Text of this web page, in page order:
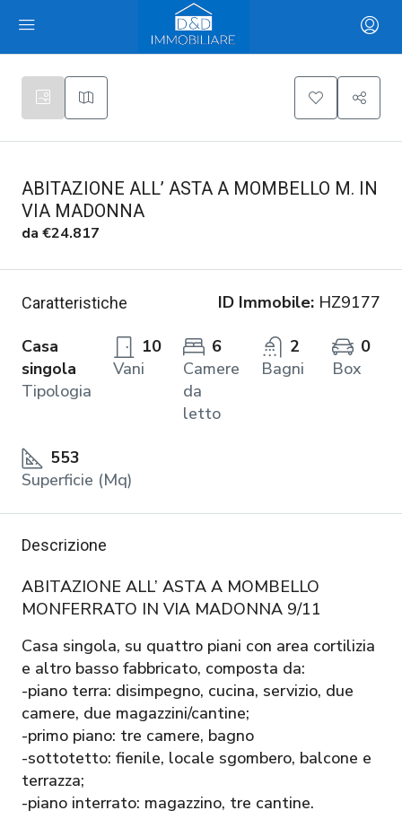
ABITAZIONE ALL’ ASTA A MOMBELLO M. IN
VIA MADONNA
da €24.817
Caratteristiche ID Immobile: HZ9177
Casa
singola
Tipologia
10
Vani
6
Camere
da
letto
2
Bagni
0
Box
553
Superficie (Mq)
Descrizione
ABITAZIONE ALL’ ASTA A MOMBELLO
MONFERRATO IN VIA MADONNA 9/11
Casa singola, su quattro piani con area cortilizia
e altro basso fabbricato, composta da:
-piano terra: disimpegno, cucina, servizio, due
camere, due magazzini/cantine;
-primo piano: tre camere, bagno
-sottotetto: fienile, locale sgombero, balcone e
terrazza;
-piano interrato: magazzino, tre cantine.